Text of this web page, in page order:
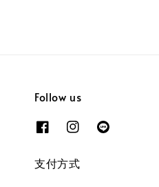
Follow us
支付方式